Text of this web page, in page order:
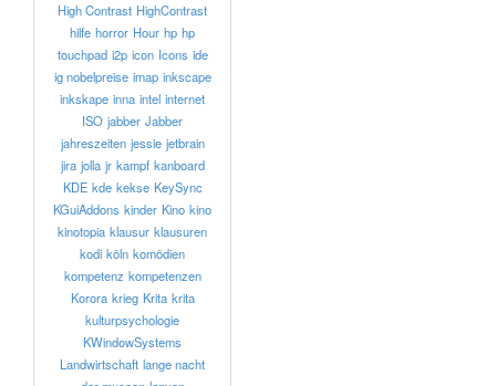
High Contrast HighContrast
hilfe horror Hour hp hp
touchpad i2p icon Icons ide
ig nobelpreise imap inkscape
inkskape inna intel internet
ISO jabber Jabber
jahreszeiten jessie jetbrain
jira jolla jr kampf kanboard
KDE kde kekse KeySync
KGuiAddons kinder Kino kino
kinotopia klausur klausuren
kodi köln komödien
kompetenz kompetenzen
Korora krieg Krita krita
kulturpsychologie
KWindowSystems
Landwirtschaft lange nacht